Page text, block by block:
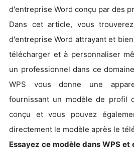
d'entreprise Word conçu par des
Dans cet article, vous
d'entreprise Word attrayant et
télécharger et à personnaliser
un professionnel dans ce
WPS vous donne une
fournissant un modèle de profil
conçu et vous pouvez
directement le modèle après le
Essayez ce modèle dans WPS